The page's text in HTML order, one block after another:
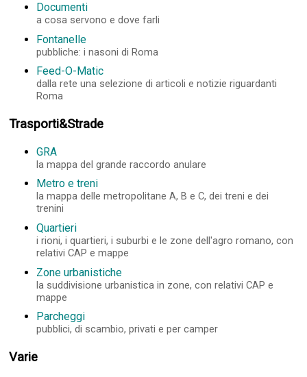
Documenti
a cosa servono e dove farli
Fontanelle
pubbliche: i nasoni di Roma
Feed-O-Matic
dalla rete una selezione di articoli e notizie riguardanti
Roma
Trasporti&Strade
GRA
la mappa del grande raccordo anulare
Metro e treni
la mappa delle metropolitane A, B e C, dei treni e dei
trenini
Quartieri
i rioni, i quartieri, i suburbi e le zone dell'agro romano, con
relativi CAP e mappe
Zone urbanistiche
la suddivisione urbanistica in zone, con relativi CAP e
mappe
Parcheggi
pubblici, di scambio, privati e per camper
Varie